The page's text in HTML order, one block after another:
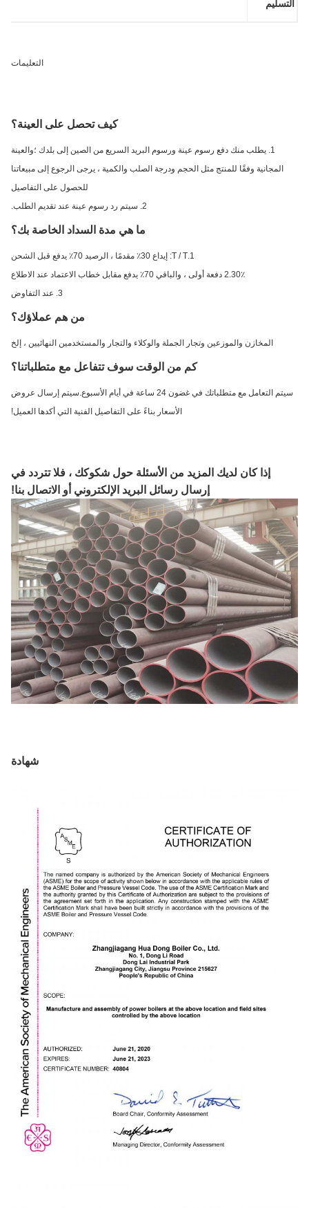
التعليمات
كيف تحصل على العينة؟
1. يطلب منك دفع رسوم عينة ورسوم البريد السريع من الصين إلى بلدك ؛والعينة
المجانية وفقًا للمنتج مثل الحجم ودرجة الصلب والكمية ، يرجى الرجوع إلى مبيعاتنا
للحصول على التفاصيل
ما هي مدة السداد الخاصة بك؟
من هم عملاؤك؟
المخازن والموزعين وتجار الجملة والوكلاء والتجار والمستخدمين النهائيين ، إلخ
كم من الوقت سوف تتفاعل مع متطلباتنا؟
سيتم التعامل مع متطلباتك في غضون 24 ساعة في أيام الأسبوع.سيتم إرسال عروض
الأسعار بناءً على التفاصيل الفنية التي أكدها العميل!
إذا كان لديك المزيد من الأسئلة حول شكوكك ، فلا تتردد في
إرسال رسائل البريد الإلكتروني أو الاتصال بنا!
شهادة